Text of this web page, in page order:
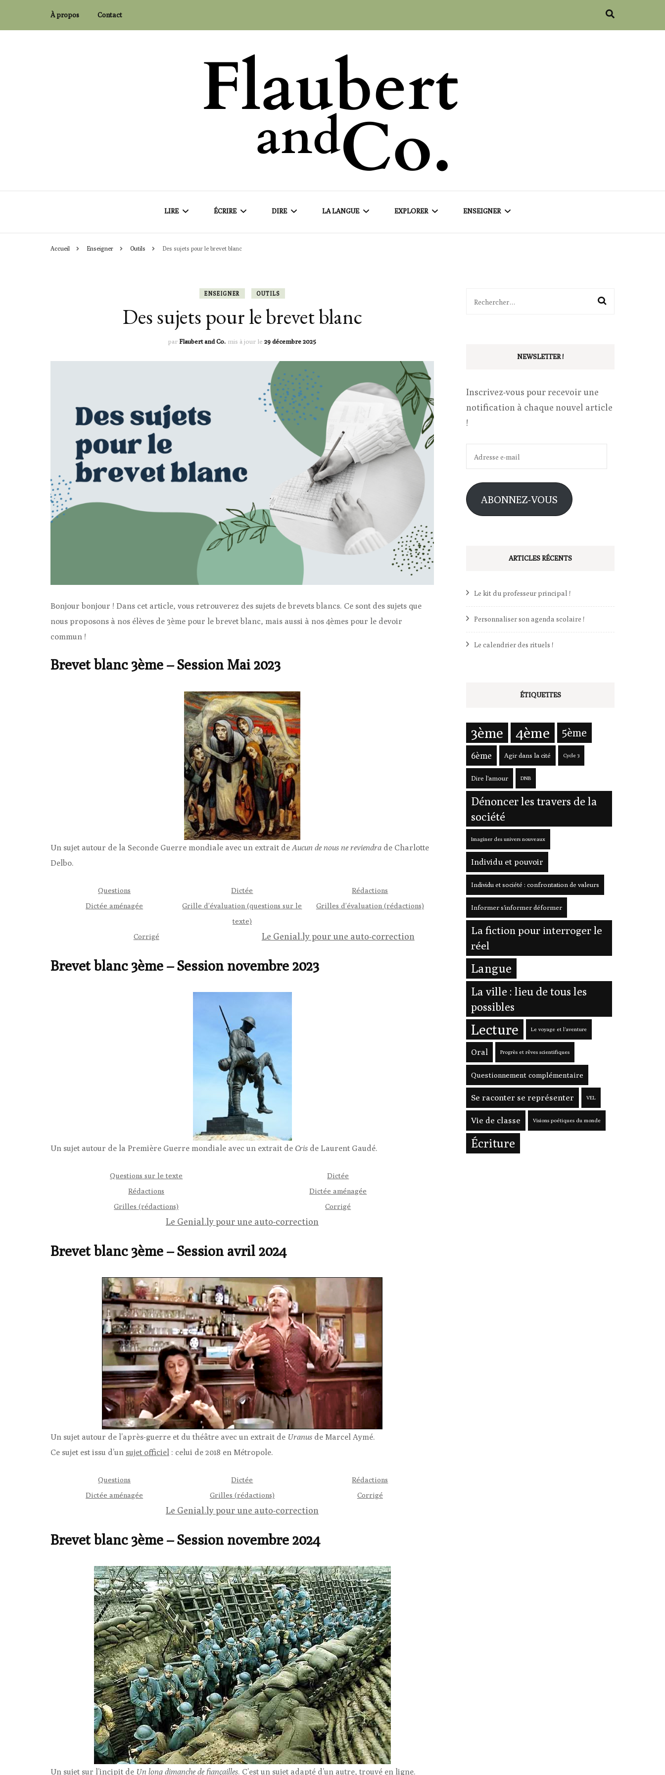
À propos Contact
Flaubert and Co.
LIRE ÉCRIRE DIRE LA LANGUE
LEXIQUE
EXPLORER ENSEIGNER
Accueil Enseigner Outils Des sujets pour le brevet blanc
ENSEIGNER OUTILS
Des sujets pour le brevet blanc
parFlaubert and Co. mis à jour le 29 décembre 2025
Bonjour bonjour ! Dans cet article, vous retrouverez des sujets de brevets blancs. Ce sont des sujets que
nous proposons à nos élèves de 3ème pour le brevet blanc, mais aussi à nos 4èmes pour le devoir
commun !
Brevet blanc 3ème – Session Mai 2023
Un sujet autour de la Seconde Guerre mondiale avec un extrait de Aucun de nous ne reviendra de Charlotte
Delbo.
Questions
Dictée aménagée
Dictée
Grille d’évaluation (questions sur le
texte)
Rédactions
Grilles d’évaluation (rédactions)
Corrigé Le Genial.ly pour une auto-correction
Brevet blanc 3ème – Session novembre 2023
Un sujet autour de la Première Guerre mondiale avec un extrait de Cris de Laurent Gaudé.
Questions sur le texte
Rédactions
Grilles (rédactions)
Dictée
Dictée aménagée
Corrigé
Le Genial.ly pour une auto-correction
Brevet blanc 3ème – Session avril 2024
Un sujet autour de l’après-guerre et du théâtre avec un extrait de Uranus de Marcel Aymé.
Ce sujet est issu d’un sujet officiel : celui de 2018 en Métropole.
Questions
Dictée aménagée
Dictée
Grilles (rédactions)
Rédactions
Corrigé
Le Genial.ly pour une auto-correction
Brevet blanc 3ème – Session novembre 2024
Un sujet sur l’incipit de Un long dimanche de fiançailles. C’est un sujet adapté d’un autre, trouvé en ligne.
Rechercher :
NEWSLETTER !
Inscrivez-vous pour recevoir une
notification à chaque nouvel article
!
e-
mail
ABONNEZ-VOUS
ARTICLES RÉCENTS
Le kit du professeur principal !
Personnaliser son agenda scolaire !
Le calendrier des rituels !
ÉTIQUETTES
3ème 4ème 5ème
6ème Agir dans la cité Cycle 3
Dire l'amour DNB
Dénoncer les travers de la
société
Imaginer des univers nouveaux
Individu et pouvoir
Individu et société : confrontation de valeurs
Informer s'informer déformer
La fiction pour interroger le
réel
Langue
La ville : lieu de tous les
possibles
Lecture Le voyage et l'aventure
Oral Progrès et rêves scientifiques
Questionnement complémentaire
Se raconter se représenter VEL
Vie de classe Visions poétiques du monde
Écriture